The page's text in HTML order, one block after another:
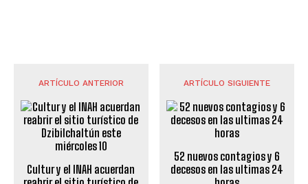
ARTÍCULO ANTERIOR
Cultur y el INAH acuerdan
ARTÍCULO SIGUIENTE
52 nuevos contagios y 6
decesos en las ultimas 24